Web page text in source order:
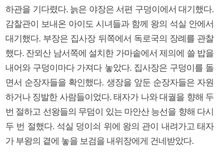
하관을 기다렸다. 늙은 야장은 서편 구덩이에서 대기했다.
감찰관이 보내온 아이도 시녀들과 함께 왕의 석실 안에서
대기했다. 부장은 집사장 뒤쪽에서 독로국의 장례를 관찰
했다. 잔뫼산 남서쪽에 설치한 가마솥에서 제의에 쓸 밥을
내어와 구덩이마다 가져다 놓았다. 집사장은 구덩이를 돌
면서 순장자들을 확인했다. 생장을 앞둔 순장자들은 자원
하거나 징발한 사람들이었다. 태자가 나와 대궐을 향해 두
번 절하고 선왕들의 무덤이 있는 마안산 능선을 향해 다시
두 번 절했다. 석실 덩이쇠 위에 왕의 관이 내려가고 태자
가 부왕의 곁에 놓을 보검을 내위장에게 건네받았다.